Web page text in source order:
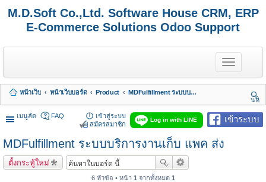
M.D.Soft Co.,Ltd. Software House CRM, ERP
E-Commerce Solutions Odoo Support
T
o
g
e
n
a
หน้าเว็บ หน้าเว็บบอร์ด Product
MDFulfillment ระบบบริการงานเก็บ แพค ส่ง
นห
า
เมนูลัด
เข้าระบบ
Log in with LINE
FAQ
เข้าสู่ระบบ
สมัครสมาชิก
MDFulfillment ระบบบริการงานเก็บ แพค ส่ง
ตั้งกระทู้ใหม่
6 หัวข้อ • หน้า 1 จากทั้งหมด 1